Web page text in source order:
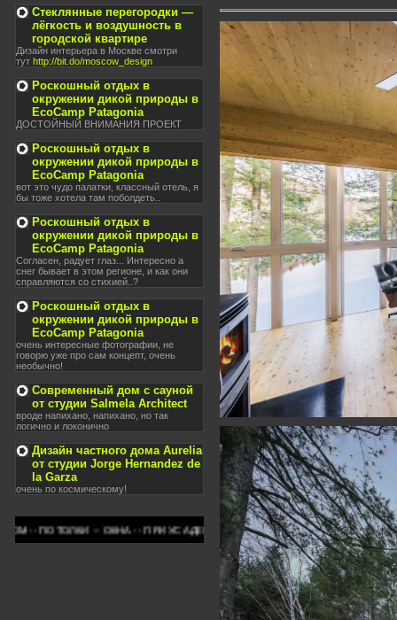
Стеклянные перегородки —
лёгкость и воздушность в
городской квартире
Дизайн интерьера в Москве смотри
тут http://bit.do/moscow_design
Роскошный отдых в
окружении дикой природы в
EcoCamp Patagonia
ДОСТОЙНЫЙ ВНИМАНИЯ ПРОЕКТ
Роскошный отдых в
окружении дикой природы в
EcoCamp Patagonia
вот это чудо палатки, классный отель, я
бы тоже хотела там поболдеть..
Роскошный отдых в
окружении дикой природы в
EcoCamp Patagonia
Согласен, радует глаз... Интересно а
снег бывает в этом регионе, и как они
справляются со стихией..?
Роскошный отдых в
окружении дикой природы в
EcoCamp Patagonia
очень интересные фотографии, не
говорю уже про сам концепт, очень
необычно!
Современный дом с сауной
от студии Salmela Architect
вроде напихано, напихано, но так
логично и локонично
Дизайн частного дома Aurelia
от студии Jorge Hernandez de
la Garza
очень по космическому!
-- ПРИУСАДЕБНЫЙ УЧАСТОК -- ПРАВИЛА -- СОВЕТЫ -- ДИЗАЙН